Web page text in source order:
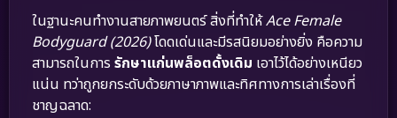
ในฐานะคนทำงานสายภาพยนตร์ สิ่งที่ทำให้Ace Female
Bodyguard (2026)โดดเด่นและมีรสนิยมอย่างยิ่ง คือความ
สามารถในการ รักษาแก่นพล็อตดั้งเดิม เอาไว้ได้อย่างเหนียว
แน่น ทว่าถูกยกระดับด้วยภาษาภาพและทิศทางการเล่าเรื่องที่
ชาญฉลาด: